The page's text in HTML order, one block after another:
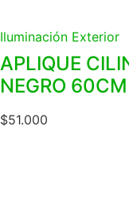
Iluminación Exterior
APLIQUE
NEGRO
$51.000